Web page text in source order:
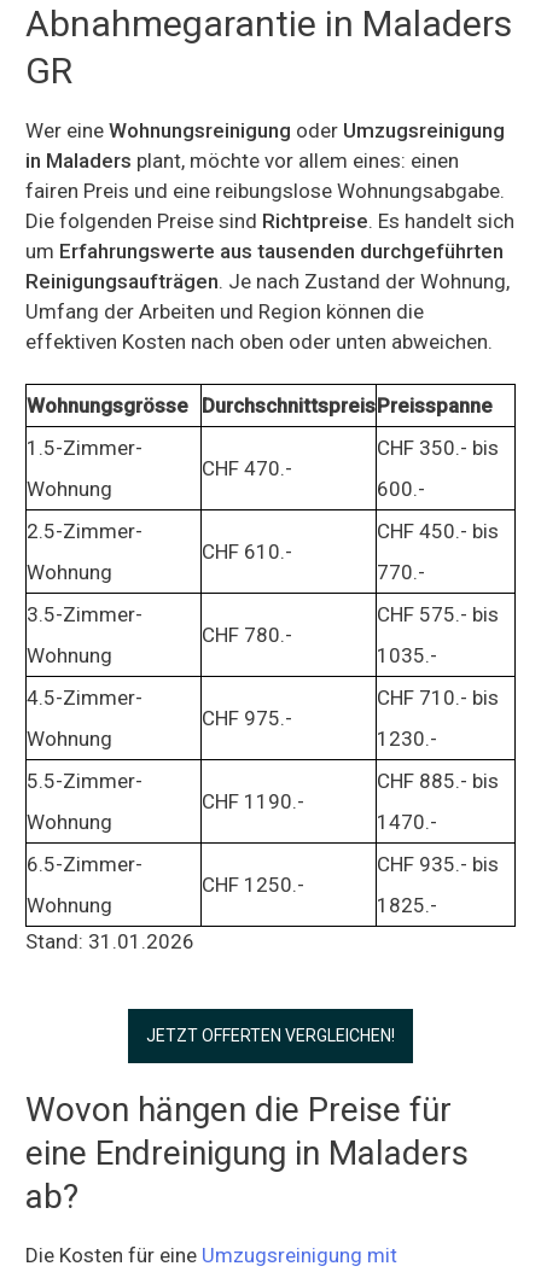
Abnahmegarantie in Maladers
GR
Wer eine Wohnungsreinigung oder Umzugsreinigung
in Maladers plant, möchte vor allem eines: einen
fairen Preis und eine reibungslose Wohnungsabgabe.
Die folgenden Preise sind Richtpreise. Es handelt sich
um Erfahrungswerte aus tausenden durchgeführten
Reinigungsaufträgen. Je nach Zustand der Wohnung,
Umfang der Arbeiten und Region können die
effektiven Kosten nach oben oder unten abweichen.
Wohnungsgrösse DurchschnittspreisPreisspanne
1.5-Zimmer-
Wohnung
CHF 470.-
CHF 350.- bis
600.-
2.5-Zimmer-
Wohnung
CHF 610.-
CHF 450.- bis
770.-
3.5-Zimmer-
Wohnung
CHF 780.-
CHF 575.- bis
1035.-
4.5-Zimmer-
Wohnung
CHF 975.-
CHF 710.- bis
1230.-
5.5-Zimmer-
Wohnung
CHF 1190.-
CHF 885.- bis
1470.-
6.5-Zimmer-
Wohnung
CHF 1250.-
CHF 935.- bis
1825.-
Stand: 31.01.2026
JETZT OFFERTEN VERGLEICHEN!
Wovon hängen die Preise für
eine Endreinigung in Maladers
ab?
Die Kosten für eine Umzugsreinigung mit